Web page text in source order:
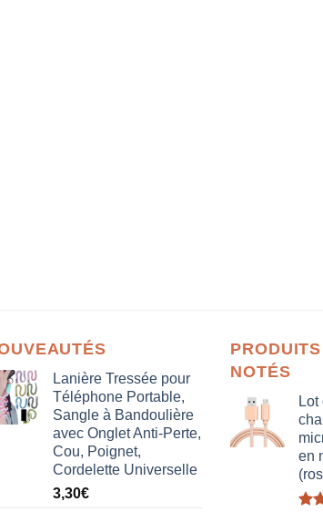
Lanière Tressée pour
Téléphone Portable,
Sangle à Bandoulière
avec Onglet Anti-Perte,
Cou, Poignet,
Cordelette Universelle
3,30€
NOTÉS
en